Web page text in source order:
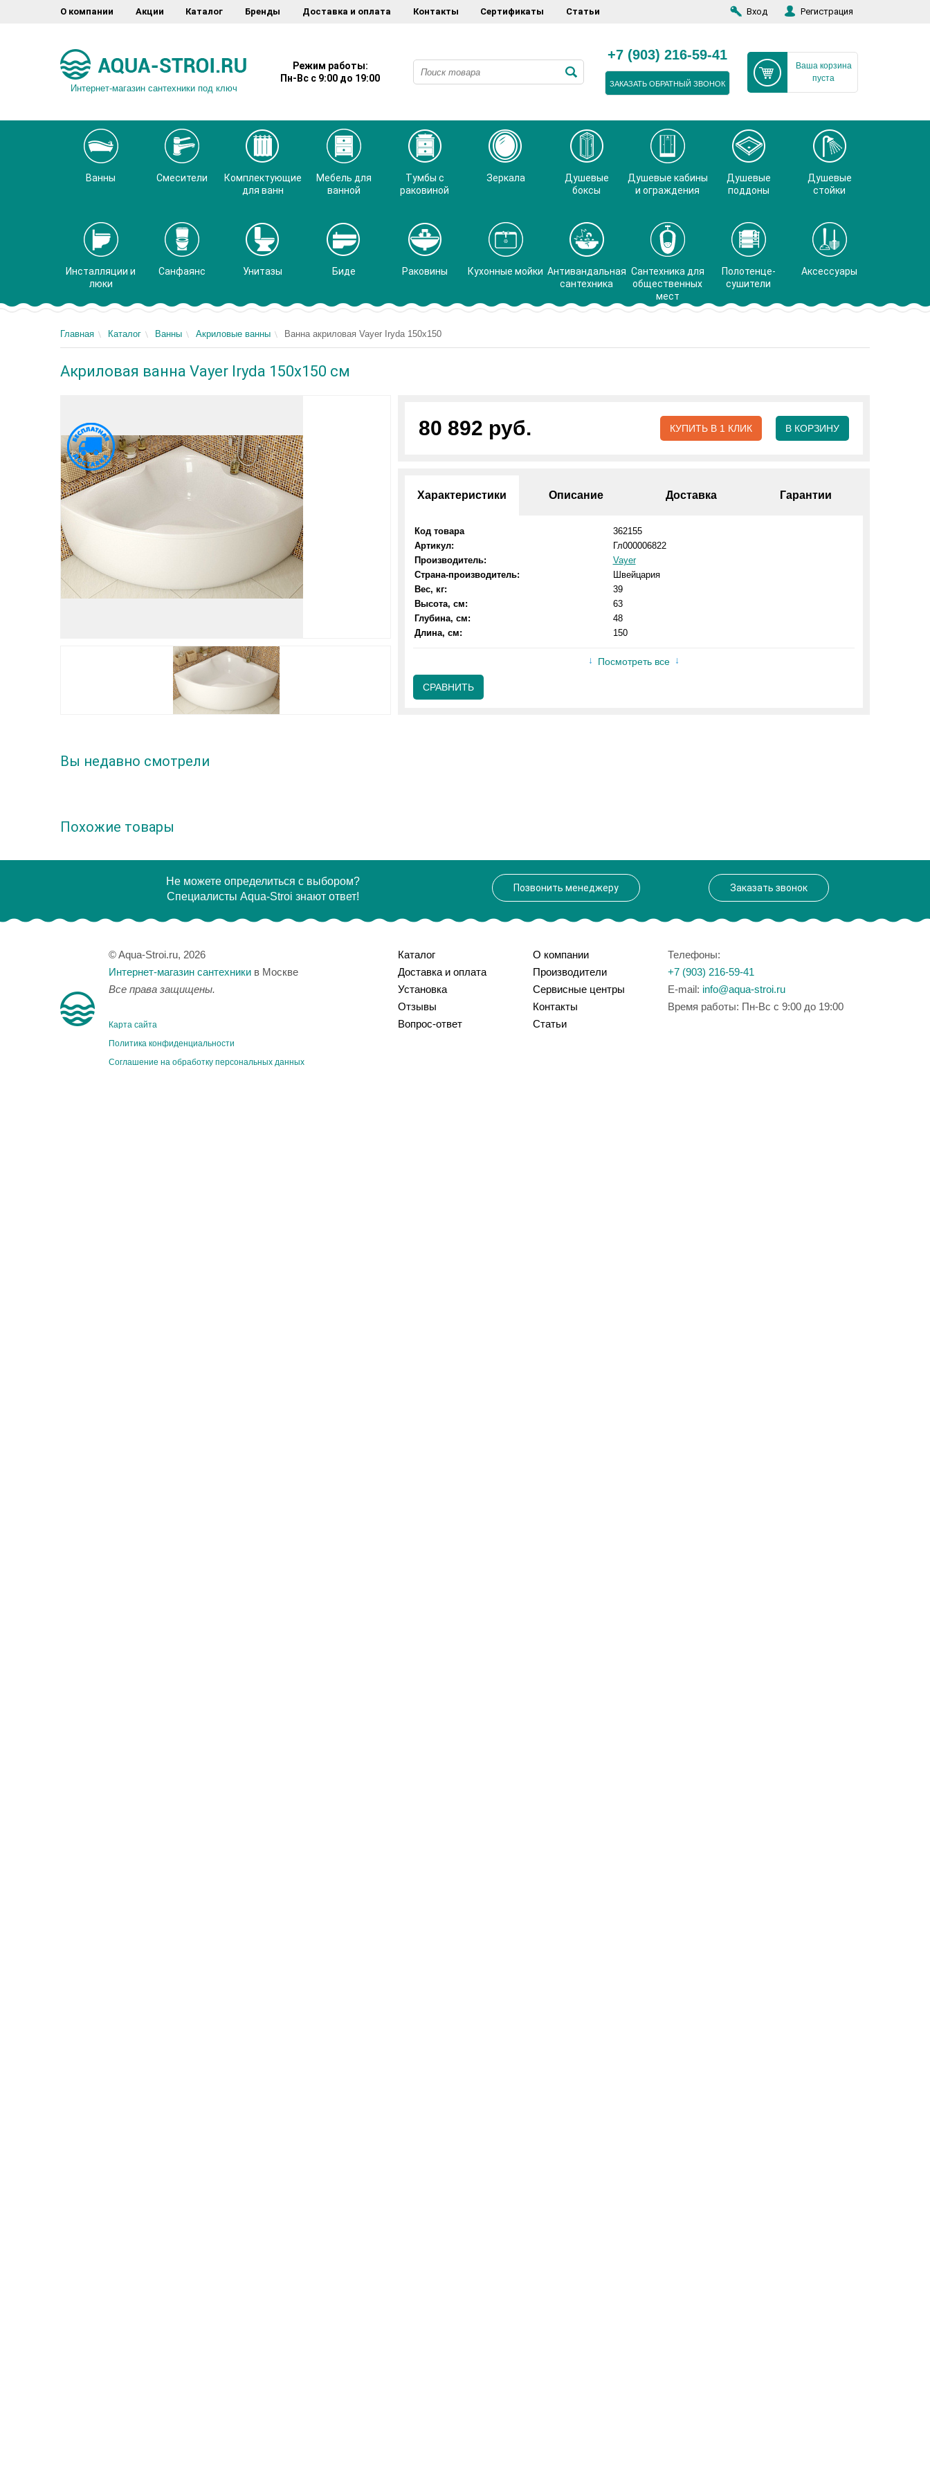
О компании Акции Каталог Бренды Доставка и оплата Контакты Сертификаты Статьи Вход Регистрация
Интернет-магазин сантехники под ключ
Режим работы:
Пн-Вс с 9:00 до 19:00
+7 (903) 216-59-41
ЗАКАЗАТЬ ОБРАТНЫЙ ЗВОНОК
Ваша корзина
пуста
Ванны Смесители
Комплектующие
для ванн
Мебель для
ванной
Тумбы с
раковиной
Зеркала
Душевые
боксы
Душевые кабины
и ограждения
Душевые
поддоны
Душевые
стойки
Инсталляции и
люки
Санфаянс Унитазы Биде Раковины Кухонные мойки Антивандальная
сантехника
Сантехника для
общественных
мест
Полотенце-
сушители
Аксессуары
Главная Каталог Ванны Акриловые ванны Ванна акриловая Vayer Iryda 150x150
Акриловая ванна Vayer Iryda 150x150 см
80 892 руб. КУПИТЬ В 1 КЛИК В КОРЗИНУ
Характеристики Описание Доставка Гарантии
Код товара
362155
Артикул:
Гл000006822
Производитель:
Vayer
Страна-производитель:
Швейцария
Вес, кг:
39
Высота, см:
63
Глубина, см:
48
Длина, см:
150
Посмотреть все
СРАВНИТЬ
Вы недавно смотрели
Похожие товары
Не можете определиться с выбором?
Специалисты Aqua-Stroi знают ответ!
Позвонить менеджеру Заказать звонок
© Aqua-Stroi.ru, 2026
Интернет-магазин сантехники в Москве
Все права защищены.
Карта сайта
Политика конфиденциальности
Соглашение на обработку персональных данных
Каталог
Доставка и оплата
Установка
Отзывы
Вопрос-ответ
О компании
Производители
Сервисные центры
Контакты
Статьи
Телефоны:
+7 (903) 216-59-41
E-mail: info@aqua-stroi.ru
Время работы: Пн-Вс с 9:00 до 19:00